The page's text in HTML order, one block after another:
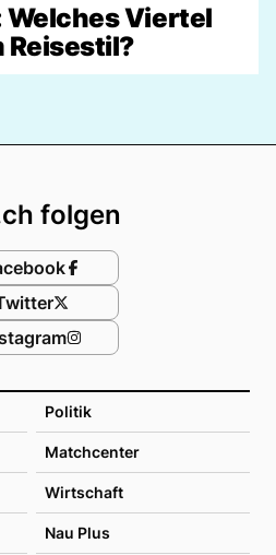
Welches Viertel
Reisestil?
Politik
Matchcenter
Wirtschaft
Nau Plus
folgen